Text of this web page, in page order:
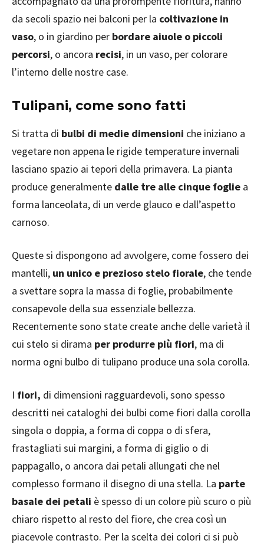
da secoli spazio nei balconi per la coltivazione in
vaso, o in giardino per bordare aiuole o piccoli
percorsi, o ancora recisi, in un vaso, per colorare
l’interno delle nostre case.
Tulipani, come sono fatti
Si tratta di bulbi di medie dimensioni che iniziano a
vegetare non appena le rigide temperature invernali
lasciano spazio ai tepori della primavera. La pianta
produce generalmente dalle tre alle cinque foglie a
forma lanceolata, di un verde glauco e dall’aspetto
carnoso.
Queste si dispongono ad avvolgere, come fossero dei
mantelli, un unico e prezioso stelo fiorale, che tende
a svettare sopra la massa di foglie, probabilmente
consapevole della sua essenziale bellezza.
Recentemente sono state create anche delle varietà il
cui stelo si dirama per produrre più fiori, ma di
norma ogni bulbo di tulipano produce una sola corolla.
I fiori, di dimensioni ragguardevoli, sono spesso
descritti nei cataloghi dei bulbi come fiori dalla corolla
singola o doppia, a forma di coppa o di sfera,
frastagliati sui margini, a forma di giglio o di
pappagallo, o ancora dai petali allungati che nel
complesso formano il disegno di una stella. La parte
basale dei petali è spesso di un colore più scuro o più
chiaro rispetto al resto del fiore, che crea così un
piacevole contrasto. Per la scelta dei colori ci si può